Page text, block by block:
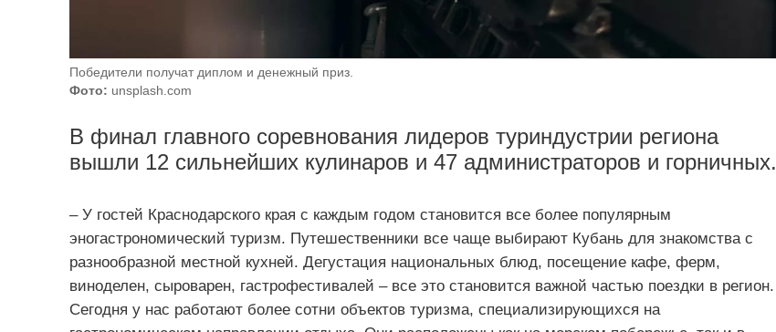
Победители получат диплом и денежный приз.
Фото: unsplash.com
В финал главного соревнования лидеров туриндустрии региона
вышли 12 сильнейших кулинаров и 47 администраторов и горничных.
– У гостей Краснодарского края с каждым годом становится все более популярным
эногастрономический туризм. Путешественники все чаще выбирают Кубань для знакомства с
разнообразной местной кухней. Дегустация национальных блюд, посещение кафе, ферм,
виноделен, сыроварен, гастрофестивалей – все это становится важной частью поездки в регион.
Сегодня у нас работают более сотни объектов туризма, специализирующихся на